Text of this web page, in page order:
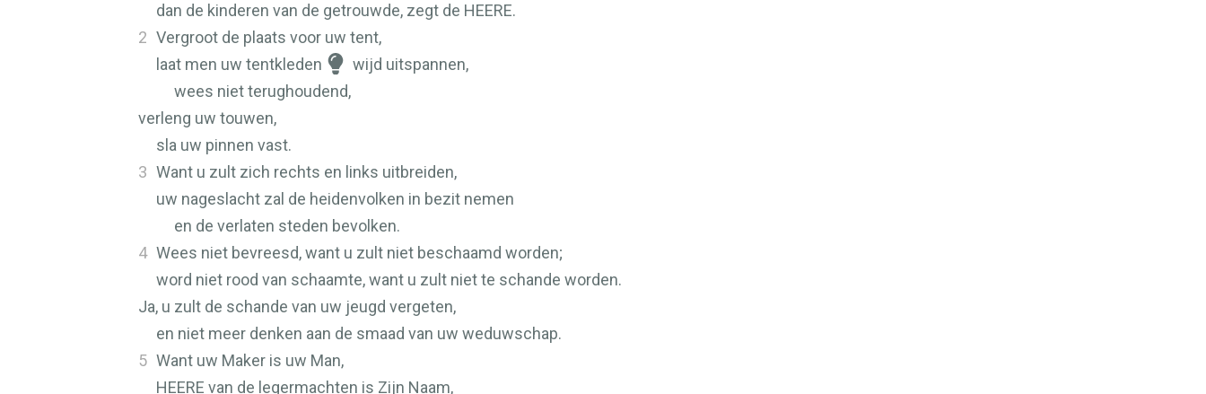
dan de kinderen van de getrouwde, zegt de HEERE.
2 Vergroot de plaats voor uw tent,
laat men uw tentkleden
wijd uitspannen,
wees niet terughoudend,
verleng uw touwen,
sla uw pinnen vast.
3 Want u zult zich rechts en links uitbreiden,
uw nageslacht zal de heidenvolken in bezit nemen
en de verlaten steden bevolken.
4 Wees niet bevreesd, want u zult niet beschaamd worden;
word niet rood van schaamte, want u zult niet te schande worden.
Ja, u zult de schande van uw jeugd vergeten,
en niet meer denken aan de smaad van uw weduwschap.
5 Want uw Maker is uw Man,
HEERE van de legermachten is Zijn Naam,